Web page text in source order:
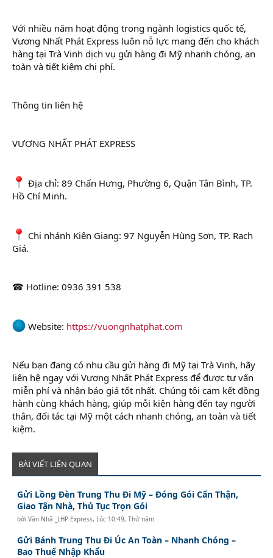
Với nhiều năm hoạt động trong ngành logistics quốc tế,
Vương Nhất Phát Express luôn nỗ lực mang đến cho khách
hàng tại Trà Vinh dịch vụ gửi hàng đi Mỹ nhanh chóng, an
toàn và tiết kiệm chi phí.
Thông tin liên hệ
VƯƠNG NHẤT PHÁT EXPRESS
Địa chỉ: 89 Chấn Hưng, Phường 6, Quận Tân Bình, TP.
Hồ Chí Minh.
Chi nhánh Kiên Giang: 97 Nguyễn Hùng Sơn, TP. Rạch
Giá.
☎ Hotline: 0936 391 538
Website: https://vuongnhatphat.com
Nếu bạn đang có nhu cầu gửi hàng đi Mỹ tại Trà Vinh, hãy
liên hệ ngay với Vương Nhất Phát Express để được tư vấn
miễn phí và nhận báo giá tốt nhất. Chúng tôi cam kết đồng
hành cùng khách hàng, giúp mỗi kiện hàng đến tay người
thân, đối tác tại Mỹ một cách nhanh chóng, an toàn và tiết
kiệm.
BÀI VIẾT LIÊN QUAN
Gửi Lồng Đèn Trung Thu Đi Mỹ – Đóng Gói Cẩn Thận,
Giao Tận Nhà, Thủ Tục Trọn Gói
bởiVăn Nhã _LHP Express, Lúc 10:49, Thứ năm
Gửi Bánh Trung Thu Đi Úc An Toàn – Nhanh Chóng –
Bao Thuế Nhập Khẩu